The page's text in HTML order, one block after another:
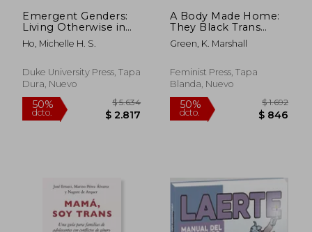
dcto.
50%
dcto.
Emergent Genders:
Living Otherwise in
Tokyo's Pink
Economies (en
Ho, Michelle H. S.
Duke University Press, Tapa
Dura, Nuevo
A Body Made Home:
They Black Trans
Love (en Inglés)
Green, K. Marshall
Feminist Press, Tapa
Blanda, Nuevo